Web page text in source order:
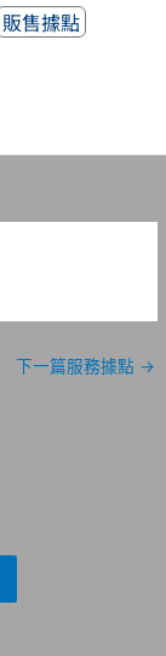
販售據點
下一篇服務據點 →